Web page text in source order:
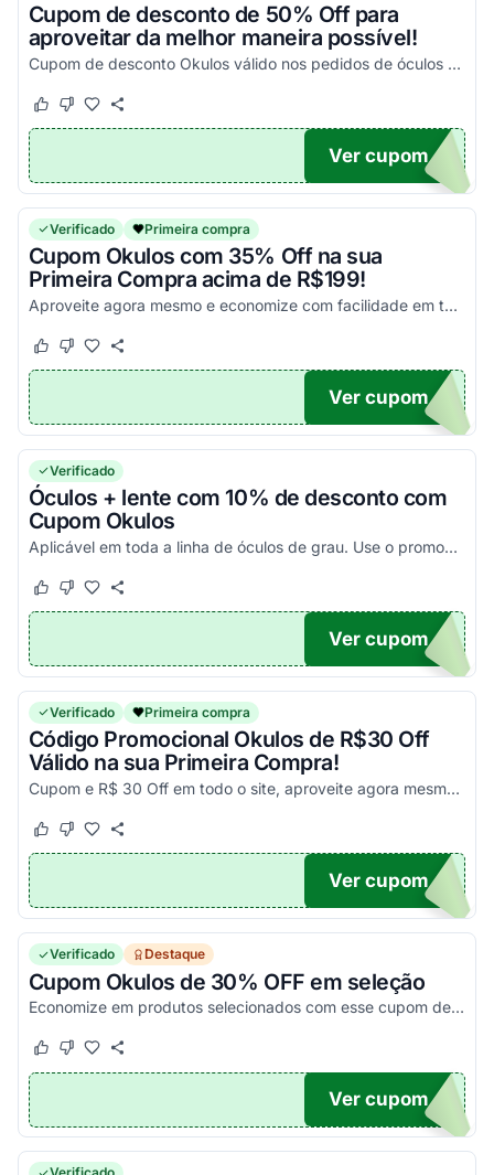
Cupom de desconto de 50% Off para
aproveitar da melhor maneira possível!
Cupom de desconto Okulos válido nos pedidos de óculos originais de lista selecionada.
Este cupom funcionou
Este cupom não funcionou
E50
Ver cupom
Verificado Primeira compra
Cupom Okulos com 35% Off na sua
Primeira Compra acima de R$199!
Aproveite agora mesmo e economize com facilidade em todas as suas compras!
Este cupom funcionou
Este cupom não funcionou
X35
Ver cupom
Verificado
Óculos + lente com 10% de desconto com
Cupom Okulos
Aplicável em toda a linha de óculos de grau. Use o promocode e garanta essa economia extra!
Este cupom funcionou
Este cupom não funcionou
NS
Ver cupom
Verificado Primeira compra
Código Promocional Okulos de R$30 Off
Válido na sua Primeira Compra!
Cupom e R$ 30 Off em todo o site, aproveite agora mesmo e economize! OBS: Consulte o regulamento da promoção!
Este cupom funcionou
Este cupom não funcionou
30
Ver cupom
Verificado Destaque
Cupom Okulos de 30% OFF em seleção
Economize em produtos selecionados com esse cupom de desconto Okulos. Válido enquanto durarem os estoques.
Este cupom funcionou
Este cupom não funcionou
30
Ver cupom